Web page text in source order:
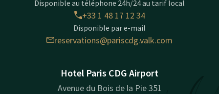
Disponible au téléphone 24h/24 au tarif local
+33 1 48 17 12 34
Disponible par e-mail
reservations@pariscdg.valk.com
Hotel Paris CDG Airport
Avenue du Bois de la Pie 351